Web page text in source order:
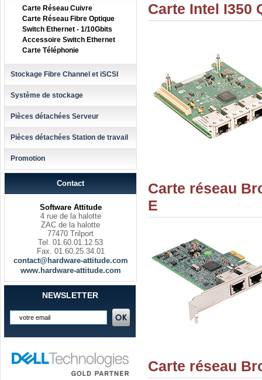
Carte Réseau Cuivre
Carte Réseau Fibre Optique
Switch Ethernet - 1/10Gbits
Accessoire Switch Ethernet
Carte Téléphonie
Stockage Fibre Channel et iSCSI
Système de stockage
Pièces détachées Serveur
Pièces détachées Station de travail
Promotion
Contact
Software Attitude
4 rue de la halotte
ZAC de la halotte
77470 Trilport
Tel. 01.60.01.12.53
Fax. 01.60.25.34.01
contact@hardware-attitude.com
www.hardware-attitude.com
NEWSLETTER
Carte Intel I350
Carte réseau
E
Carte réseau